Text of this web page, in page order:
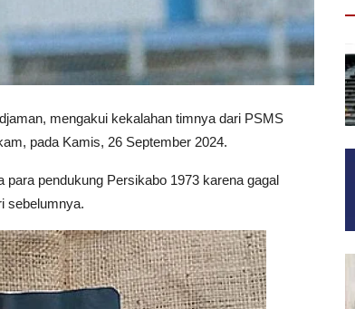
mengakui kekalahan timnya dari PSMS
pada Kamis, 26 September 2024.
pendukung Persikabo 1973 karena gagal
sebelumnya.